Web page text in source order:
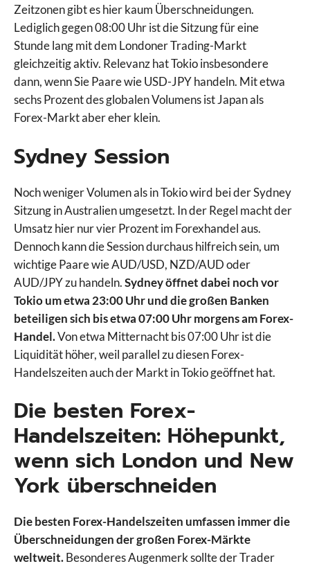
Zeitzonen gibt es hier kaum Überschneidungen.
Lediglich gegen 08:00 Uhr ist die Sitzung für eine
Stunde lang mit dem Londoner Trading-Markt
gleichzeitig aktiv. Relevanz hat Tokio insbesondere
dann, wenn Sie Paare wie USD-JPY handeln. Mit etwa
sechs Prozent des globalen Volumens ist Japan als
Forex-Markt aber eher klein.
Sydney Session
Noch weniger Volumen als in Tokio wird bei der Sydney
Sitzung in Australien umgesetzt. In der Regel macht der
Umsatz hier nur vier Prozent im Forexhandel aus.
Dennoch kann die Session durchaus hilfreich sein, um
wichtige Paare wie AUD/USD, NZD/AUD oder
AUD/JPY zu handeln.Sydney öffnet dabei noch vor
Tokio um etwa 23:00 Uhr und die großen Banken
beteiligen sich bis etwa 07:00 Uhr morgens am Forex-
Handel.Von etwa Mitternacht bis 07:00 Uhr ist die
Liquidität höher, weil parallel zu diesen Forex-
Handelszeiten auch der Markt in Tokio geöffnet hat.
Die besten Forex-
Handelszeiten: Höhepunkt,
wenn sich London und New
York überschneiden
Die besten Forex-Handelszeiten umfassen immer die
Überschneidungen der großen Forex-Märkte
weltweit.Besonderes Augenmerk sollte der Trader